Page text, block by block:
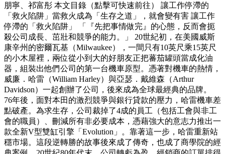
朋寧、祁富彤 本文目錄（點擊可快速前往） 讓工作停滯的
「救火陷阱」當救火成為「生存之道」，就會變有害 讓工作
停滯的「救火陷阱」 「『先把事情做完』的心態，反而會扼
殺公司成長、茁壯和競爭的能力。」 20世紀初，在美國威斯
康辛州的密爾瓦基（Milwaukee），一間只有10英尺乘15英尺
的小木屋裡，兩位從小到大的好朋友正把蕃茄罐頭當成化油
器，組裝出他們公司的第一台機車原型。憑著對機車的熱情，
威廉．哈雷（William Harley）與亞瑟．戴維森（Arthur
Davidson）一起創辦了公司，後來成為全球最經典的品牌。
76年後，面對本田的激烈競爭與銀行貸款的壓力，哈雷機車差
點破產。為求生存，公司裁掉了4成的員工（包括工會與非工
會的職員）、刪減所有非必要成本，憑藉強大的意志力推出一
款全新V型雙缸引擎「Evolution」。靠著這一步，哈雷重新站
穩市場。這段逆轉勝的故事後來成了傳奇，也成了商學院的經